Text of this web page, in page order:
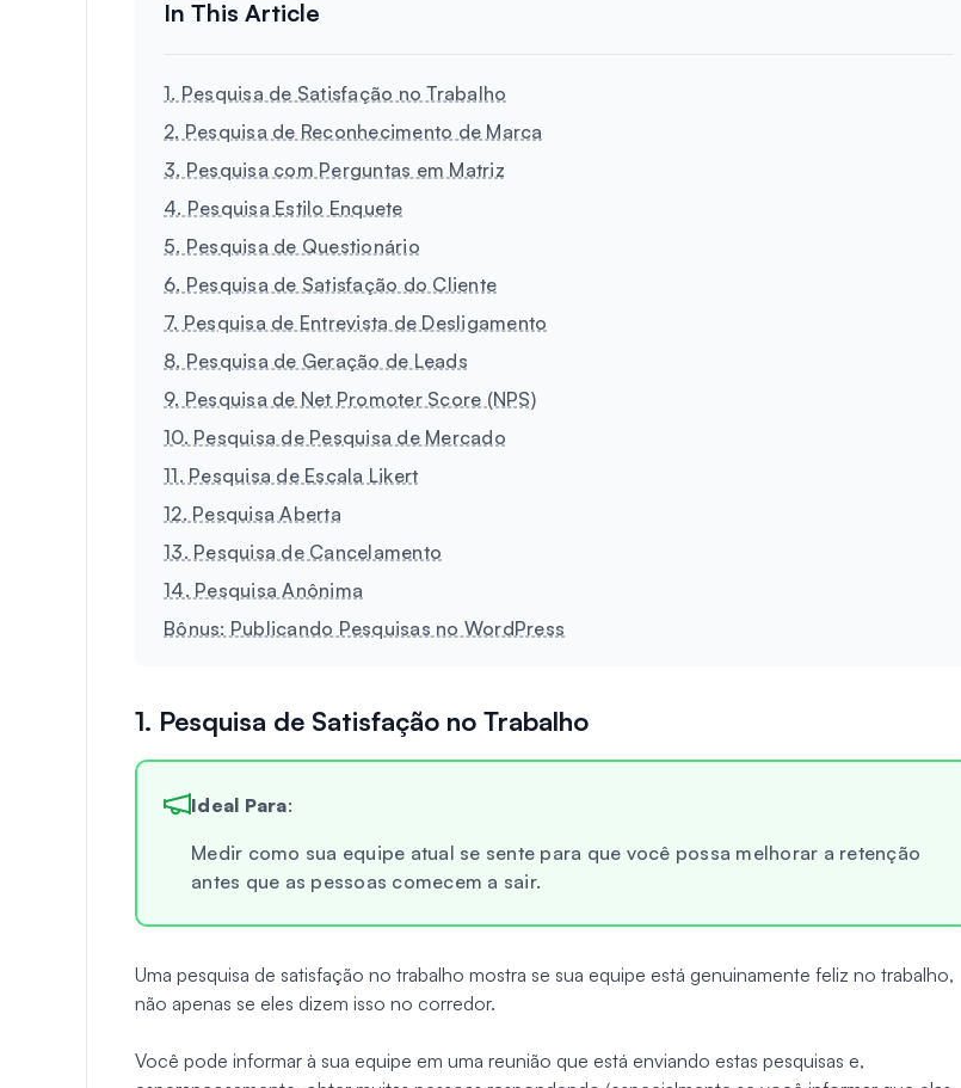
1. Pesquisa de Satisfação no Trabalho
2. Pesquisa de Reconhecimento de Marca
3. Pesquisa com Perguntas em Matriz
4. Pesquisa Estilo Enquete
5. Pesquisa de Questionário
6. Pesquisa de Satisfação do Cliente
7. Pesquisa de Entrevista de Desligamento
8. Pesquisa de Geração de Leads
9. Pesquisa de Net Promoter Score (NPS)
10. Pesquisa de Pesquisa de Mercado
11. Pesquisa de Escala Likert
12. Pesquisa Aberta
13. Pesquisa de Cancelamento
14. Pesquisa Anônima
Bônus: Publicando Pesquisas no WordPress
1. Pesquisa de Satisfação no Trabalho
Ideal Para:
Medir como sua equipe atual se sente para que você possa melhorar a retenção
antes que as pessoas comecem a sair.
Uma pesquisa de satisfação no trabalho mostra se sua equipe está genuinamente feliz no trabalho,
não apenas se eles dizem isso no corredor.
Você pode informar à sua equipe em uma reunião que está enviando estas pesquisas e,